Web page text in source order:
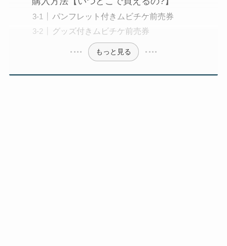
パンフレット付きムビチケ前売券
グッズ付きムビチケ前売券
もっと見る